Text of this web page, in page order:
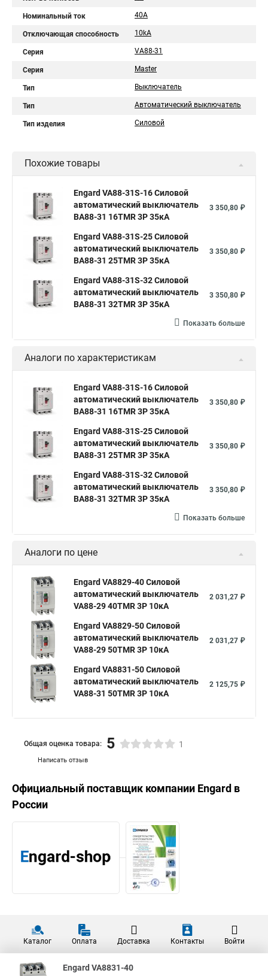
Номинальный ток 40A
Отключающая способность 10kA
Серия VA88-31
Серия Master
Тип Выключатель
Тип Автоматический выключатель
Тип изделия Силовой
Похожие товары
Engard VA88-31S-16 Силовой
автоматический выключатель
ВА88-31 16TMR 3P 35кА
3 350,80 ₽
Engard VA88-31S-25 Силовой
автоматический выключатель
ВА88-31 25TMR 3P 35кА
3 350,80 ₽
Engard VA88-31S-32 Силовой
автоматический выключатель
ВА88-31 32TMR 3P 35кА
3 350,80 ₽
Показать больше
Аналоги по характеристикам
Engard VA88-31S-16 Силовой
автоматический выключатель
ВА88-31 16TMR 3P 35кА
3 350,80 ₽
Engard VA88-31S-25 Силовой
автоматический выключатель
ВА88-31 25TMR 3P 35кА
3 350,80 ₽
Engard VA88-31S-32 Силовой
автоматический выключатель
ВА88-31 32TMR 3P 35кА
3 350,80 ₽
Показать больше
Аналоги по цене
Engard VA8829-40 Силовой
автоматический выключатель
VA88-29 40TMR 3P 10кА
2 031,27 ₽
Engard VA8829-50 Силовой
автоматический выключатель
VA88-29 50TMR 3P 10кА
2 031,27 ₽
Engard VA8831-50 Силовой
автоматический выключатель
VA88-31 50TMR 3P 10кА
2 125,75 ₽
Написать отзыв
Общая оценка товара: 5 1
Официальный поставщик компании Engard в
России
Каталог Оплата Доставка Контакты Войти
Engard VA8831-40